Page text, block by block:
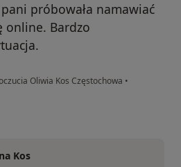
próbowała namawiać
online. Bardzo
Oliwia Kos Częstochowa •
Kos